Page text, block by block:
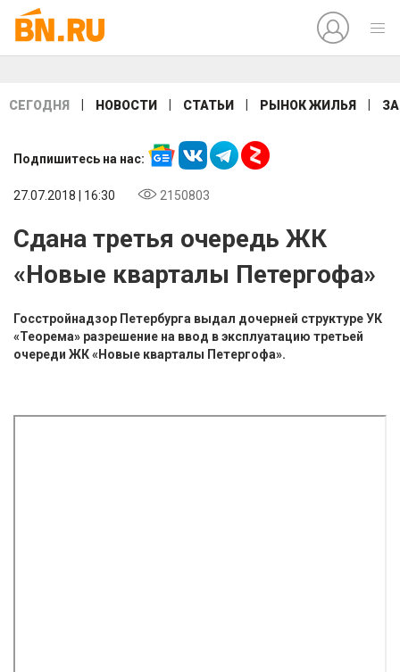
СЕГОДНЯ НОВОСТИ СТАТЬИ РЫНОК ЖИЛЬЯ
Подпишитесь на нас:
27.07.2018 | 16:30 2150803
Сдана третья очередь ЖК
«Новые кварталы Петергофа»
Госстройнадзор Петербурга выдал дочерней структуре УК
«Теорема» разрешение на ввод в эксплуатацию третьей
очереди ЖК «Новые кварталы Петергофа».